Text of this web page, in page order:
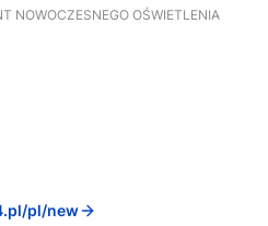
NOWOCZESNEGO OŚWIETLENIA
pl/new